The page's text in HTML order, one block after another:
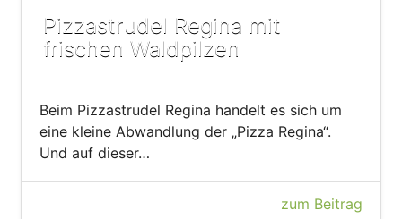
Pizzastrudel Regina mit
frischen Waldpilzen
Beim Pizzastrudel Regina handelt es sich um
eine kleine Abwandlung der „Pizza Regina“.
Und auf dieser…
zum Beitrag